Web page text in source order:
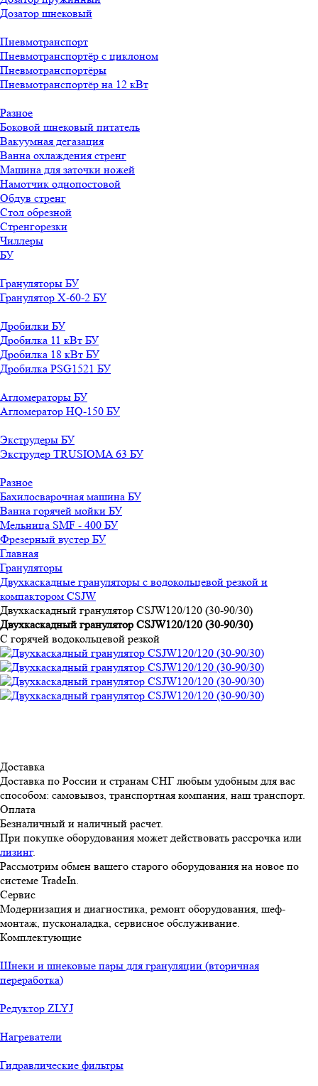
Дозатор шнековый
Пневмотранспорт
Пневмотранспортёр с циклоном
Пневмотранспортёры
Пневмотранспортёр на 12 кВт
Разное
Боковой шнековый питатель
Вакуумная дегазация
Ванна охлаждения стренг
Машина для заточки ножей
Намотчик однопостовой
Обдув стренг
Стол обрезной
Стренгорезки
Чиллеры
БУ
Грануляторы БУ
Гранулятор X-60-2 БУ
Дробилки БУ
Дробилка 11 кВт БУ
Дробилка 18 кВт БУ
Дробилка PSG1521 БУ
Агломераторы БУ
Агломератор HQ-150 БУ
Экструдеры БУ
Экструдер TRUSIOMA 63 БУ
Разное
Бахилосварочная машина БУ
Ванна горячей мойки БУ
Мельница SMF - 400 БУ
Фрезерный вустер БУ
Главная
Грануляторы
Двухкаскадные грануляторы с водокольцевой резкой и
компактором CSJW
Двухкаскадный гранулятор CSJW120/120 (30-90/30)
Двухкаскадный гранулятор CSJW120/120 (30-90/30)
С горячей водокольцевой резкой
Доставка
Доставка по России и странам СНГ любым удобным для вас
способом: самовывоз, транспортная компания, наш транспорт.
Оплата
Безналичный и наличный расчет.
При покупке оборудования может действовать рассрочка или
лизинг.
Рассмотрим обмен вашего старого оборудования на новое по
системе TradeIn.
Сервис
Модернизация и диагностика, ремонт оборудования, шеф-
монтаж, пусконаладка, сервисное обслуживание.
Комплектующие
Шнеки и шнековые пары для грануляции (вторичная
переработка)
Редуктор ZLYJ
Нагреватели
Гидравлические фильтры